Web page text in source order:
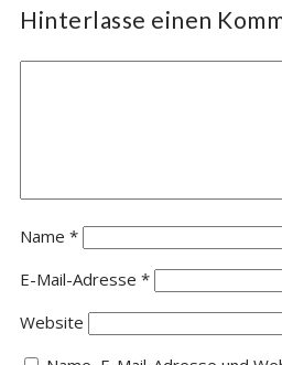
Hinterlasse einen
Name *
E-Mail-Adresse *
Website